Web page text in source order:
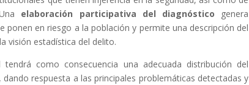
elaboración participativa del diagnóstico genera
en riesgo a la población y permite una descripción del
visión estadística del delito.
como consecuencia una adecuada distribución del
respuesta a las principales problemáticas detectadas y